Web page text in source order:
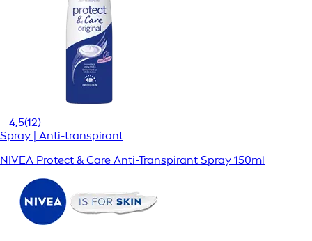
4,5(12)
Spray | Anti-transpirant
NIVEA Protect & Care Anti-Transpirant Spray 150ml